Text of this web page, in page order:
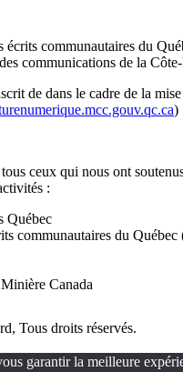
écrits communautaires du
communications de la
de dans le cadre de la
)
ceux qui nous ont
:
Québec
communautaires du
Canada
Tous droits réservés.
garantir la meilleure